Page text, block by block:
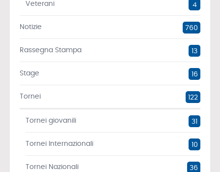
Veterani 4
Notizie 760
Rassegna Stampa 13
Stage 16
Tornei 122
Tornei giovanili 31
Tornei Internazionali 10
Tornei Nazionali 36